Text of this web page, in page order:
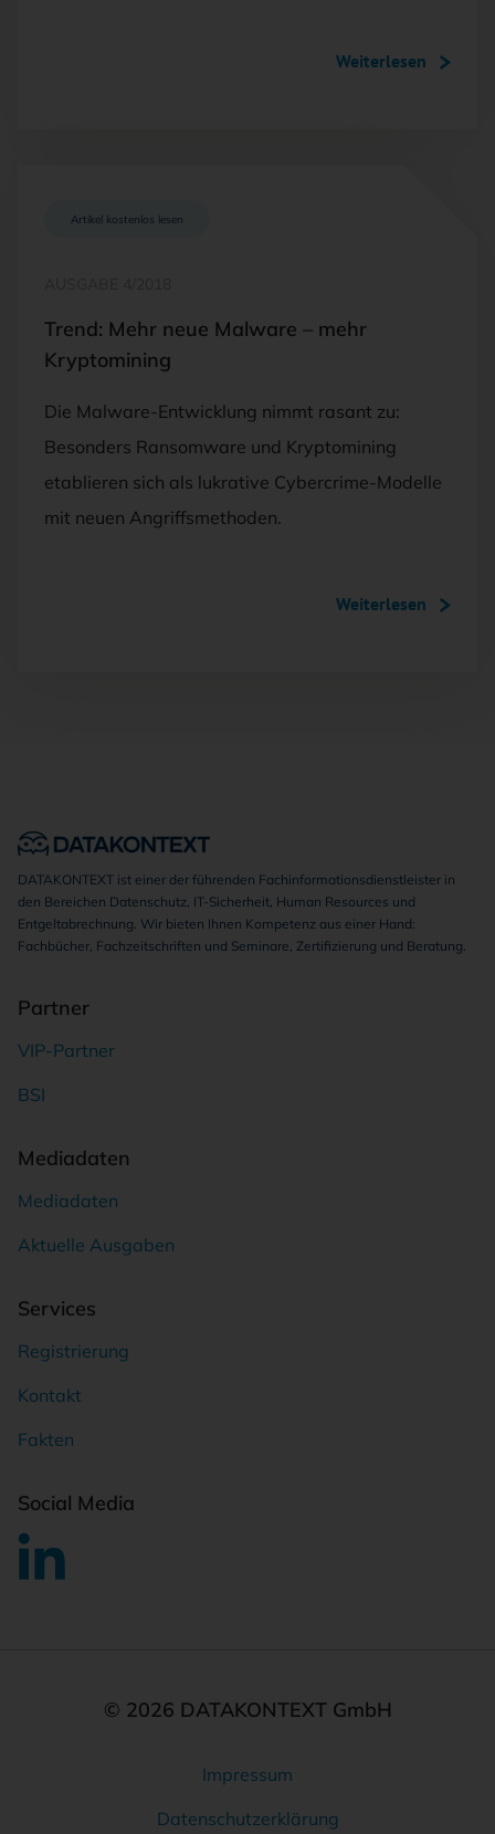
Weiterlesen
Artikel kostenlos lesen
Trend: Mehr neue Malware – mehr
Kryptomining
Die Malware-Entwicklung nimmt rasant zu:
Besonders Ransomware und Kryptomining
etablieren sich als lukrative Cybercrime-Modelle
mit neuen Angriffsmethoden.
Weiterlesen
DATAKONTEXT ist einer der führenden Fachinformationsdienstleister in
den Bereichen Datenschutz, IT-Sicherheit, Human Resources und
Entgeltabrechnung. Wir bieten Ihnen Kompetenz aus einer Hand:
Fachbücher, Fachzeitschriften und Seminare, Zertifizierung und Beratung.
Partner
VIP-Partner
BSI
Mediadaten
Mediadaten
Aktuelle Ausgaben
Services
Registrierung
Kontakt
Fakten
Social Media
© 2026 DATAKONTEXT GmbH
Impressum
Datenschutzerklärung